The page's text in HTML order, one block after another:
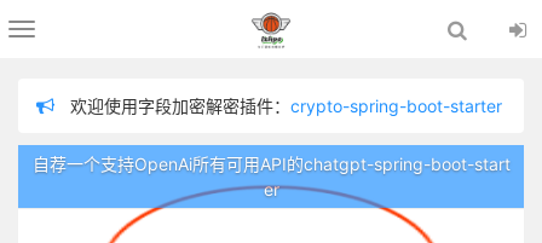
Toggle
欢迎使用字段加密解密插件：crypto-spring-boot-starter
欢迎使用分布式链路追踪插件：logging-tracer
欢迎使用数据脱敏插件：sensitive-spring-boot-starter
自荐一个支持OpenAi所有可用API的chatgpt-spring-boot-start
er